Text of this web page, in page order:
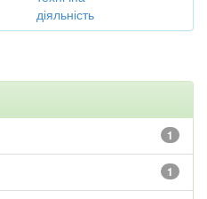
діяльність
1
1